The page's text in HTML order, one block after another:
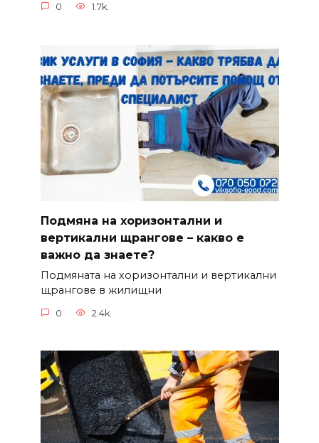
0 1.7k.
Подмяна на хоризонтални и
вертикални щрангове – какво е
важно да знаете?
Подмяната на хоризонтални и вертикални
щрангове в жилищни
0 2.4k.